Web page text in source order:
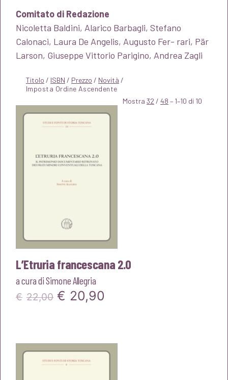
Comitato di Redazione
Nicoletta Baldini, Alarico Barbagli, Stefano
Calonaci, Laura De Angelis, Augusto Fer- rari, Pär
Larson, Giuseppe Vittorio Parigino, Andrea Zagli
Titolo / ISBN / Prezzo / Novità /
Mostra 32 / 48 – 1–10 di 10
L’Etruria francescana 2.0
a cura diSimone Allegria
€ 22,00 Il
era:
€22,00.
€ 20,90
è: